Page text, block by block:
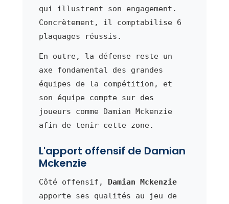
qui illustrent son engagement.
Concrètement, il comptabilise 6
plaquages réussis.
En outre, la défense reste un
axe fondamental des grandes
équipes de la compétition, et
son équipe compte sur des
joueurs comme Damian Mckenzie
afin de tenir cette zone.
L'apport offensif de Damian
Mckenzie
Côté offensif, Damian Mckenzie
apporte ses qualités au jeu de